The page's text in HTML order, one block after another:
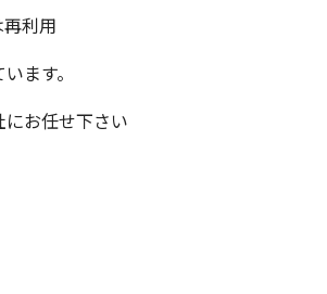
利用
ます。
お任せ下さい